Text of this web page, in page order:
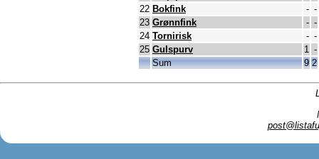
22 Bokfink - -
23 Grønnfink - -
24 Tornirisk - -
25 Gulspurv 1 -
Sum
9 2